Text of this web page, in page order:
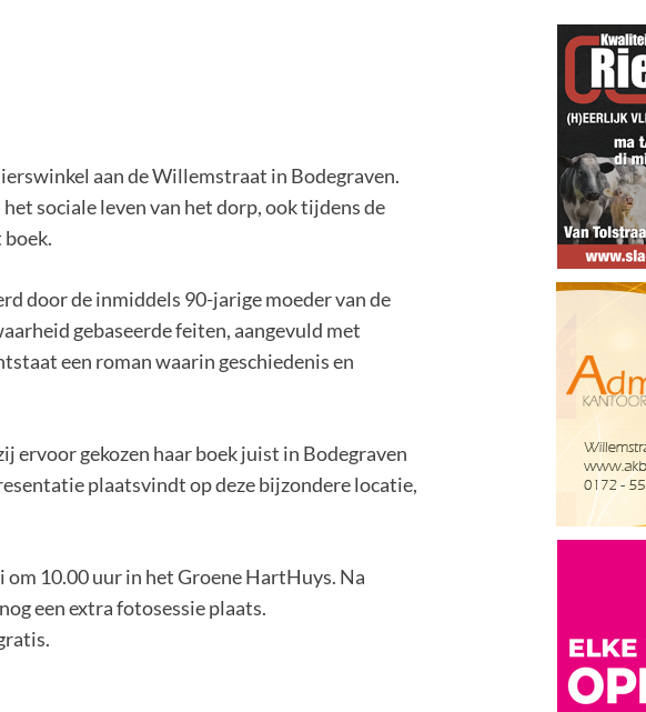
aan de Willemstraat in Bodegraven.
sociale leven van het dorp, ook tijdens de
door de inmiddels 90-jarige moeder van de
gebaseerde feiten, aangevuld met
een roman waarin geschiedenis en
gekozen haar boek juist in Bodegraven
plaatsvindt op deze bijzondere locatie,
10.00 uur in het Groene HartHuys. Na
een extra fotosessie plaats.